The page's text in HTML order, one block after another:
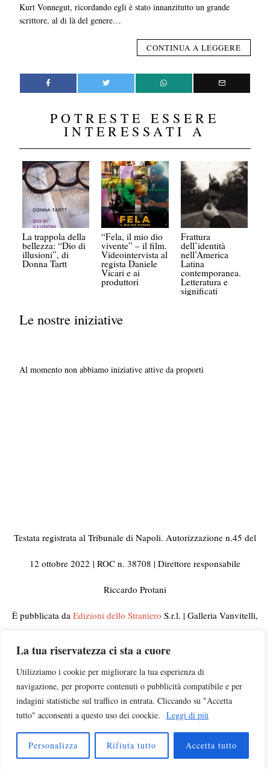
La tua riservatezza ci sta a cuore
Utilizziamo i cookie per migliorare la tua esperienza di
navigazione, per proporre contenuti o pubblicità compatibile e per
indagini statistiche sul traffico in entrata. Cliccando su "Accetta
tutto" acconsenti a questo uso dei coockie. Leggi di più
Personalizza Rifiuta tutto Accetta tutto
Kurt Vonnegut, ricordando egli è stato innanzitutto un grande
scrittore, al di là del genere…
CONTINUA A LEGGERE
POTRESTE ESSERE
INTERESSATI A
La trappola della
bellezza: “Dio di
illusioni”, di
Donna Tartt
“Fela, il mio dio
vivente” – il film.
Videointervista al
regista Daniele
Vicari e ai
produttori
Frattura
dell’identità
nell’America
Latina
contemporanea.
Letteratura e
significati
Le nostre iniziative
Al momento non abbiamo iniziative attive da proporti
Testata registrata al Tribunale di Napoli. Autorizzazione n.45 del
12 ottobre 2022 | ROC n. 38708 | Direttore responsabile
Riccardo Protani
È pubblicata da Edizioni dello Straniero S.r.l. | Galleria Vanvitelli,
© 2023 Tutti i diritti riservati | Per informazioni, rettifiche,
segnalazioni e pubblicità visitate la paginaContatti
Campagna di ascoltoinsegnanti | Chi siamo|Privacy
Disclaimer|Newsletter